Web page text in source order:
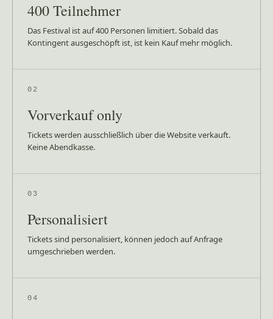
400 Teilnehmer
Das Festival ist auf 400 Personen limitiert. Sobald das
Kontingent ausgeschöpft ist, ist kein Kauf mehr möglich.
02
Vorverkauf only
Tickets werden ausschließlich über die Website verkauft.
Keine Abendkasse.
03
Personalisiert
Tickets sind personalisiert, können jedoch auf Anfrage
umgeschrieben werden.
04